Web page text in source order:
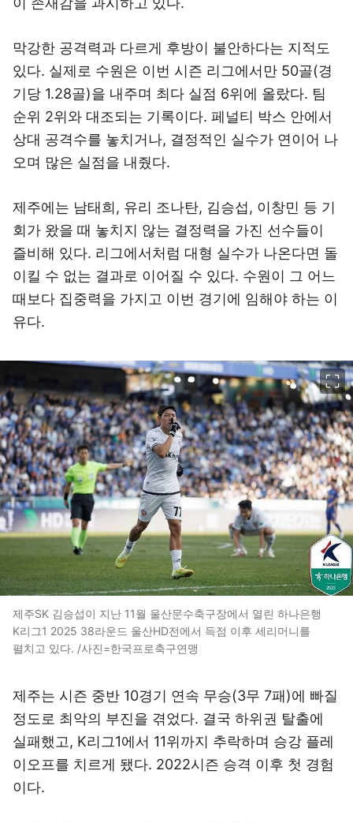
막강한 공격력과 다르게 후방이 불안하다는 지적도
있다. 실제로 수원은 이번 시즌 리그에서만 50골(경
기당 1.28골)을 내주며 최다 실점 6위에 올랐다. 팀
순위 2위와 대조되는 기록이다. 페널티 박스 안에서
상대 공격수를 놓치거나, 결정적인 실수가 연이어 나
오며 많은 실점을 내줬다.
제주에는 남태희, 유리 조나탄, 김승섭, 이창민 등 기
회가 왔을 때 놓치지 않는 결정력을 가진 선수들이
즐비해 있다. 리그에서처럼 대형 실수가 나온다면 돌
이킬 수 없는 결과로 이어질 수 있다. 수원이 그 어느
때보다 집중력을 가지고 이번 경기에 임해야 하는 이
유다.
제주SK 김승섭이 지난 11월 울산문수축구장에서 열린 하나은행
K리그1 2025 38라운드 울산HD전에서 득점 이후 세리머니를
펼치고 있다. /사진=한국프로축구연맹
제주는 시즌 중반 10경기 연속 무승(3무 7패)에 빠질
정도로 최악의 부진을 겪었다. 결국 하위권 탈출에
실패했고, K리그1에서 11위까지 추락하며 승강 플레
이오프를 치르게 됐다. 2022시즌 승격 이후 첫 경험
이다.